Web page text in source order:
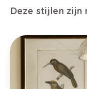
Deze stijlen zijn